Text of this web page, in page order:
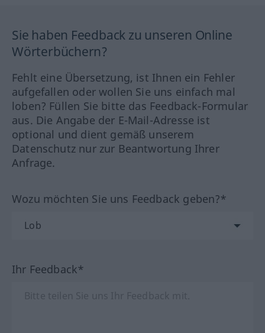
Sie haben Feedback zu unseren Online
Wörterbüchern?
Fehlt eine Übersetzung, ist Ihnen ein Fehler
aufgefallen oder wollen Sie uns einfach mal
loben? Füllen Sie bitte das Feedback-Formular
aus. Die Angabe der E-Mail-Adresse ist
optional und dient gemäß unserem
Datenschutz nur zur Beantwortung Ihrer
Anfrage.
Wozu möchten Sie uns Feedback geben?*
Ihr Feedback*